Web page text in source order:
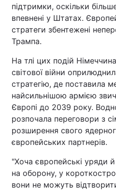
підтримки, оскільки
впевнені у Штатах.
стратеги збентежені
Трампа.
На тлі цих подій
світової війни
стратегію, де поставила
найсильнішою армією
Європі до 2039 року.
розпочала переговори з
розширення свого
європейських партнерів.
"Хоча європейські уряди
на оборону, у
вони не можуть